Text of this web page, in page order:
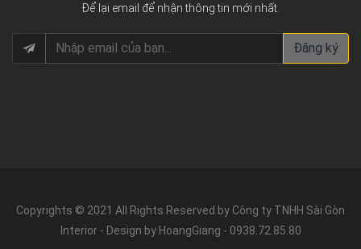
Để lại email để nhận thông tin mới nhất.
Đăng ký
Copyrights © 2021 All Rights Reserved by Công ty TNHH Sài Gòn
Interior - Design by HoangGiang - 0938.72.85.80